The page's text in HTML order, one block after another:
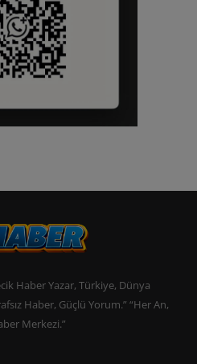
Haber Yazar, Türkiye, Dünya
Haber, Güçlü Yorum.” “Her An,
Merkezi.”